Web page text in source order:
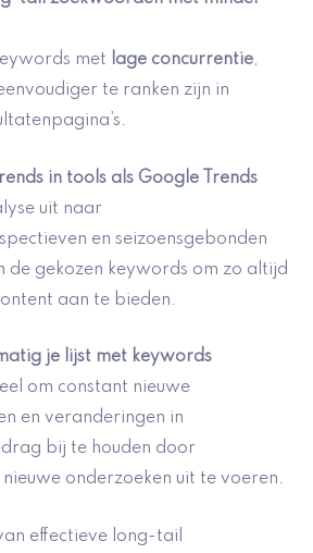
met lage concurrentie,
te ranken zijn in
in tools als Google Trends
uit naar
en seizoensgebonden
de gekozen keywords om zo altijd
aan te bieden.
je lijst met keywords
om constant nieuwe
en veranderingen in
bij te houden door
onderzoeken uit te voeren.
effectieve long-tail